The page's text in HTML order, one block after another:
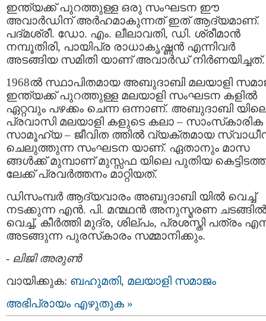
ഇന്ത്യക്ക് പുറത്തുള്ള ഒരു സംഘടന ഈ
അവാര്‍ഡിന് അര്‍ഹമാകുന്നത് ഇത് ആദ്യമാണ്.
പദ്മശ്രീ. ഡോ. എം. ലീലാവതി, ഡി. ശ്രീമാന്‍
നമ്പൂതിരി, പായിപ്ര രാധാകൃഷ്ണന്‍ എന്നിവര്‍
അടങ്ങിയ സമിതി യാണ് അവാര്‍ഡ് നിര്‍ണയിച്ചത്.
1968ല്‍ സ്ഥാപിതമായ അബുദാബി മലയാളി
ഇന്ത്യക്ക് പുറത്തുള്ള മലയാളി സംഘടന കളില്‍
ഏറ്റവും പഴക്കം ചെന്ന ഒന്നാണ്. അബുദാബി
പ്രവാസി മലയാളി കളുടെ കലാ – സാംസ്‌കാരിക
സാമൂഹ്യ – ജീവിത ത്തില്‍ വ്യക്തമായ
ചെലുത്തുന്ന സംഘടന യാണ്. ഏതാനും മാസ
ങ്ങള്‍ക്ക് മുമ്പാണ് മുസ്സഫ യിലെ പുതിയ
ലേക്ക് പ്രവര്‍ത്തനം മാറ്റിയത്.
ഡിസംമ്പര്‍ ആദ്യവാരം അബുദാബി യില്‍ വെച്ച്
നടക്കുന്ന എന്‍. പി. മന്മഥന്‍ അനുസ്മരണ ചടങ്ങില്‍
വെച്ച്, കീര്‍ത്തി മുദ്ര, ശില്പം, പ്രശസ്തി പത്രം
അടങ്ങുന്ന പുരസ്‌കാരം സമ്മാനിക്കും.
- ലിജി അരുണ്‍
വായിക്കുക: ബഹുമതി, മലയാളി സമാജം
അഭിപ്രായം എഴുതുക »